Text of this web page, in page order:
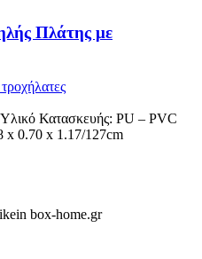
Πλάτης με
Κατασκευής: PU – PVC
x 0.70 x 1.17/127cm